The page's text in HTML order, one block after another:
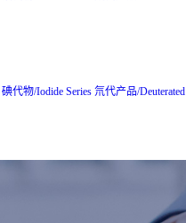
碘代物/Iodide Series 氘代产品/Deuterated